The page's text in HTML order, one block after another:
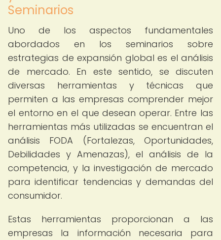
Seminarios
Uno de los aspectos fundamentales
abordados en los seminarios sobre
estrategias de expansión global es el análisis
de mercado. En este sentido, se discuten
diversas herramientas y técnicas que
permiten a las empresas comprender mejor
el entorno en el que desean operar. Entre las
herramientas más utilizadas se encuentran el
análisis FODA (Fortalezas, Oportunidades,
Debilidades y Amenazas), el análisis de la
competencia, y la investigación de mercado
para identificar tendencias y demandas del
consumidor.
Estas herramientas proporcionan a las
empresas la información necesaria para